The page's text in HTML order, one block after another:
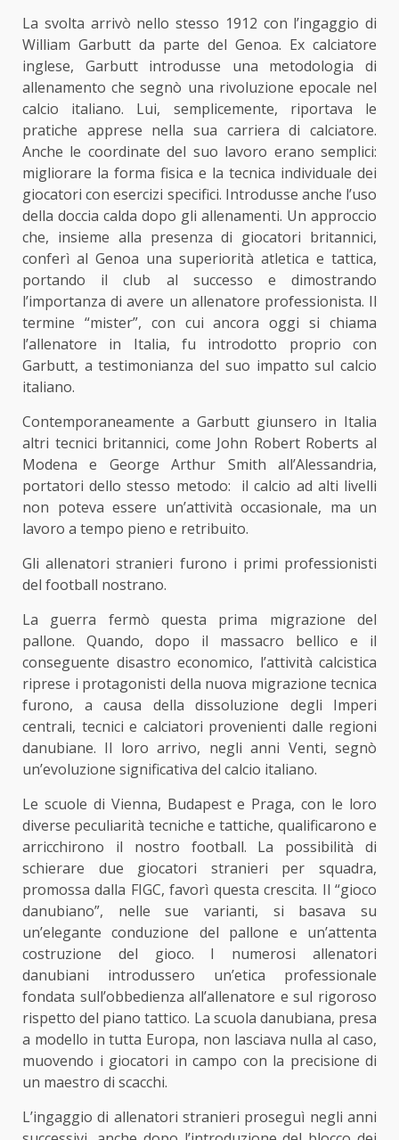
La svolta arrivò nello stesso 1912 con l’ingaggio di
William Garbutt da parte del Genoa. Ex calciatore
inglese, Garbutt introdusse una metodologia di
allenamento che segnò una rivoluzione epocale nel
calcio italiano. Lui, semplicemente, riportava le
pratiche apprese nella sua carriera di calciatore.
Anche le coordinate del suo lavoro erano semplici:
migliorare la forma fisica e la tecnica individuale dei
giocatori con esercizi specifici. Introdusse anche l’uso
della doccia calda dopo gli allenamenti. Un approccio
che, insieme alla presenza di giocatori britannici,
conferì al Genoa una superiorità atletica e tattica,
portando il club al successo e dimostrando
l’importanza di avere un allenatore professionista. Il
termine “mister”, con cui ancora oggi si chiama
l’allenatore in Italia, fu introdotto proprio con
Garbutt, a testimonianza del suo impatto sul calcio
italiano.
Contemporaneamente a Garbutt giunsero in Italia
altri tecnici britannici, come John Robert Roberts al
Modena e George Arthur Smith all’Alessandria,
portatori dello stesso metodo: il calcio ad alti livelli
non poteva essere un’attività occasionale, ma un
lavoro a tempo pieno e retribuito.
Gli allenatori stranieri furono i primi professionisti
del football nostrano.
La guerra fermò questa prima migrazione del
pallone. Quando, dopo il massacro bellico e il
conseguente disastro economico, l’attività calcistica
riprese i protagonisti della nuova migrazione tecnica
furono, a causa della dissoluzione degli Imperi
centrali, tecnici e calciatori provenienti dalle regioni
danubiane. Il loro arrivo, negli anni Venti, segnò
un’evoluzione significativa del calcio italiano.
Le scuole di Vienna, Budapest e Praga, con le loro
diverse peculiarità tecniche e tattiche, qualificarono e
arricchirono il nostro football. La possibilità di
schierare due giocatori stranieri per squadra,
promossa dalla FIGC, favorì questa crescita. Il “gioco
danubiano”, nelle sue varianti, si basava su
un’elegante conduzione del pallone e un’attenta
costruzione del gioco. I numerosi allenatori
danubiani introdussero un’etica professionale
fondata sull’obbedienza all’allenatore e sul rigoroso
rispetto del piano tattico. La scuola danubiana, presa
a modello in tutta Europa, non lasciava nulla al caso,
muovendo i giocatori in campo con la precisione di
un maestro di scacchi.
L’ingaggio di allenatori stranieri proseguì negli anni